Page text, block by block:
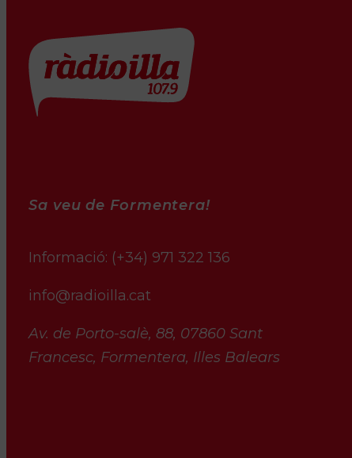
Sa veu de Formentera!
Informació: (+34) 971 322 136
info@radioilla.cat
Av. de Porto-salè, 88, 07860 Sant
Francesc, Formentera, Illes Balears